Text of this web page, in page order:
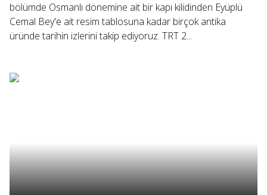
bölümde Osmanlı dönemine ait bir kapı kilidinden Eyüplü
Cemal Bey'e ait resim tablosuna kadar birçok antika
üründe tarihin izlerini takip ediyoruz. TRT 2...